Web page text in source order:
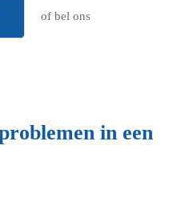
of bel ons
in een